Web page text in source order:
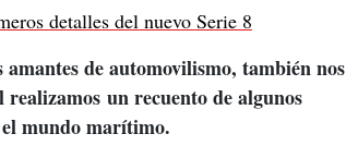
detalles del nuevo Serie 8
amantes de automovilismo, también nos
un recuento de algunos
mundo marítimo.